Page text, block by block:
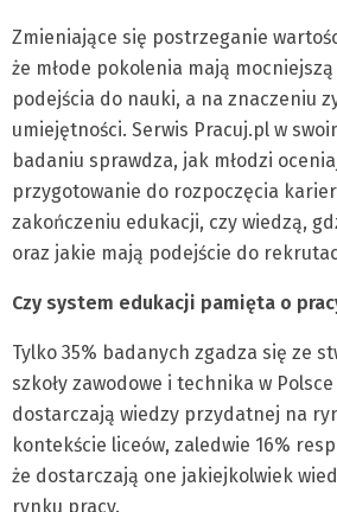
Zmieniające się postrzeganie
że młode pokolenia mają
podejścia do nauki, a na znaczeniu
umiejętności. Serwis Pracuj.pl w
badaniu sprawdza, jak młodzi
przygotowanie do rozpoczęcia
zakończeniu edukacji, czy wiedzą,
oraz jakie mają podejście do
Czy system edukacji pamięta o
Tylko 35% badanych zgadza się ze
szkoły zawodowe i technika w
dostarczają wiedzy przydatnej na
kontekście liceów, zaledwie 16%
że dostarczają one jakiejkolwiek
rynku pracy.